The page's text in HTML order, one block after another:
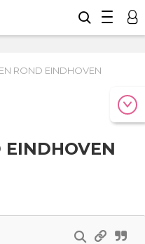
ROND EINDHOVEN
Overig
EINDHOVEN